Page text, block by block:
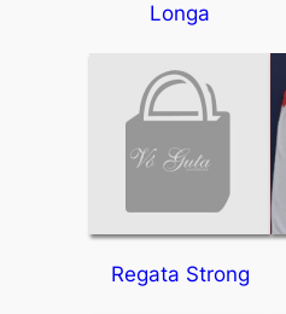
Longa
Regata Strong